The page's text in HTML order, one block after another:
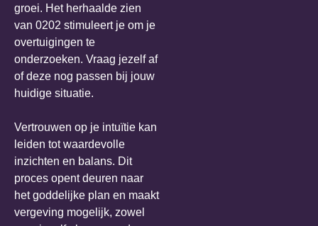
groei. Het herhaalde zien
van 0202 stimuleert je om je
overtuigingen te
onderzoeken. Vraag jezelf af
of deze nog passen bij jouw
huidige situatie.
Vertrouwen op je intuïtie kan
leiden tot waardevolle
inzichten en balans. Dit
proces opent deuren naar
het goddelijke plan en maakt
vergeving mogelijk, zowel